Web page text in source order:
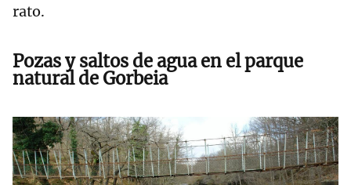
rato.
Pozas y saltos de agua en el parque
natural de Gorbeia